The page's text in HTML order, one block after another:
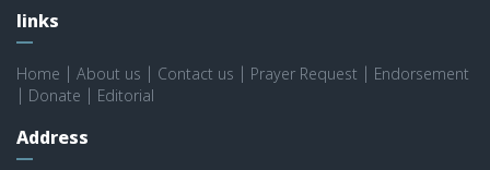
links
Home About us Contact us Prayer Request
Endorsement
Donate Editorial
Address